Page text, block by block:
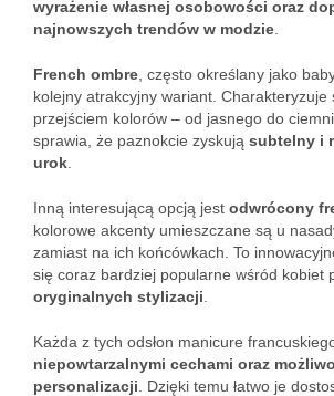
wyrażenie własnej osobowości oraz
najnowszych trendów w modzie
French ombre , często określany jako
kolejny atrakcyjny wariant. Charakteryzuje
przejściem kolorów – od jasnego do
sprawia, że paznokcie zyskują subtelny i
urok
Inną interesującą opcją jest odwrócony
kolorowe akcenty umieszczane są u
zamiast na ich końcówkach. To
się coraz bardziej popularne wśród kobiet
oryginalnych stylizacji
Każda z tych odsłon manicure
niepowtarzalnymi cechami oraz
personalizacji . Dzięki temu łatwo je